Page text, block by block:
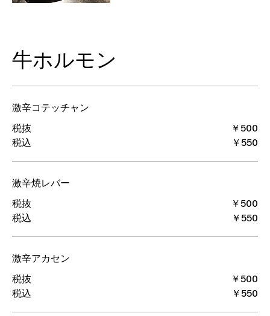
牛ホルモン
激辛コテッチャン
税抜
￥500
税込
￥550
激辛焼レバー
税抜
￥500
税込
￥550
激辛アカセン
税抜
￥500
税込
￥550